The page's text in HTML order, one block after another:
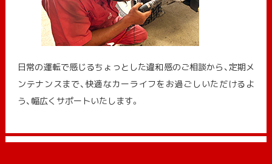
日常の運転で感じるちょっとした違和感のご相談から、定期メ
ンテナンスまで、快適なカーライフをお過ごしいただけるよ
う、幅広くサポートいたします。